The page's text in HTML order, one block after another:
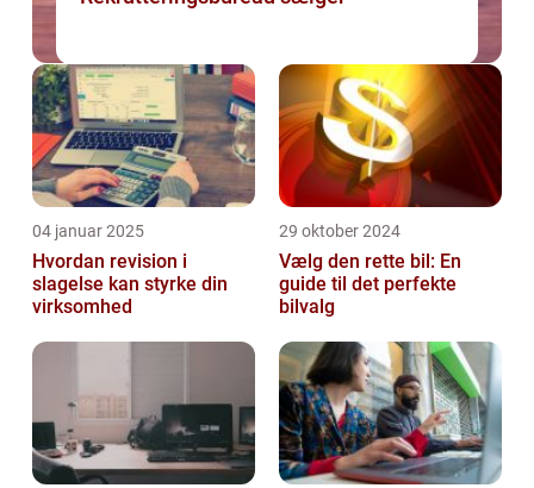
04 januar 2025
Hvordan revision i
slagelse kan styrke din
virksomhed
29 oktober 2024
Vælg den rette bil: En
guide til det perfekte
bilvalg